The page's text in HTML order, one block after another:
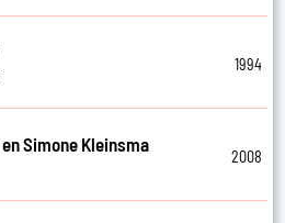
1994
Simone Kleinsma
2008